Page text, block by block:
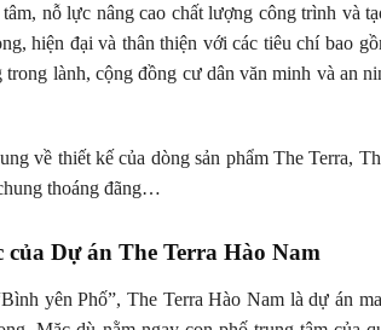
nỗ lực nâng cao chất lượng công trình và
hiện đại và thân thiện với các tiêu chí bao
lành, cộng đồng cư dân văn minh và an
về thiết kế của dòng sản phẩm The Terra,
thoáng đãng…
của Dự án The Terra Hào Nam
yên Phố”, The Terra Hào Nam là dự án